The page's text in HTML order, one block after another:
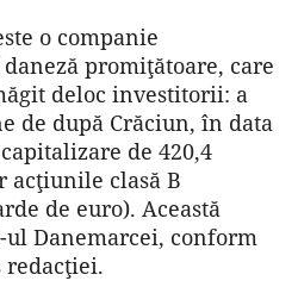
o companie
promiţătoare, care
deloc investitorii: a
de după Crăciun, în data
de 420,4
acţiunile clasă B
de euro). Această
ul Danemarcei, conform